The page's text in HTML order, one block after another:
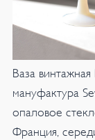
Ваза винтажная
мануфактура
опаловое
Франция,